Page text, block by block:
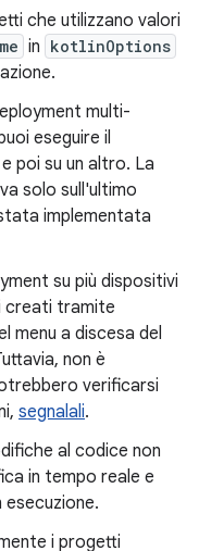
che utilizzano valori
in kotlinOptions
multi-
eseguire il
poi su un altro. La
solo sull'ultimo
implementata
su più dispositivi
creati tramite
menu a discesa del
non è
verificarsi
segnalali.
al codice non
in tempo reale e
esecuzione.
i progetti